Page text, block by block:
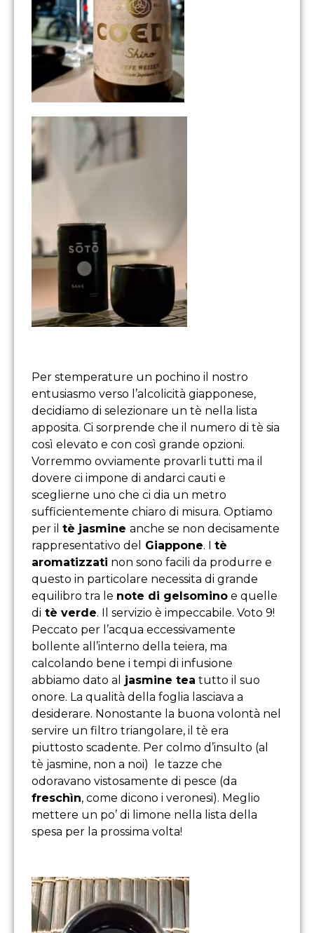
Per stemperature un pochino il nostro
entusiasmo verso l’alcolicità giapponese,
decidiamo di selezionare un tè nella lista
apposita. Ci sorprende che il numero di tè sia
così elevato e con così grande opzioni.
Vorremmo ovviamente provarli tutti ma il
dovere ci impone di andarci cauti e
sceglierne uno che ci dia un metro
sufficientemente chiaro di misura. Optiamo
per il tè jasmine anche se non decisamente
rappresentativo del
Giappone. I tè
aromatizzati non sono facili da produrre e
questo in particolare necessita di grande
equilibro tra le note di gelsomino e quelle
di tè verde. Il servizio è impeccabile. Voto 9!
Peccato per l’acqua eccessivamente
bollente all’interno della teiera, ma
calcolando bene i tempi di infusione
abbiamo dato al
jasmine tea tutto il suo
onore. La qualità della foglia lasciava a
desiderare. Nonostante la buona volontà nel
servire un filtro triangolare, il tè era
piuttosto scadente. Per colmo d’insulto (al
tè jasmine, non a noi) le tazze che
odoravano vistosamente di pesce (da
freschìn, come dicono i veronesi). Meglio
mettere un po’ di limone nella lista della
spesa per la prossima volta!